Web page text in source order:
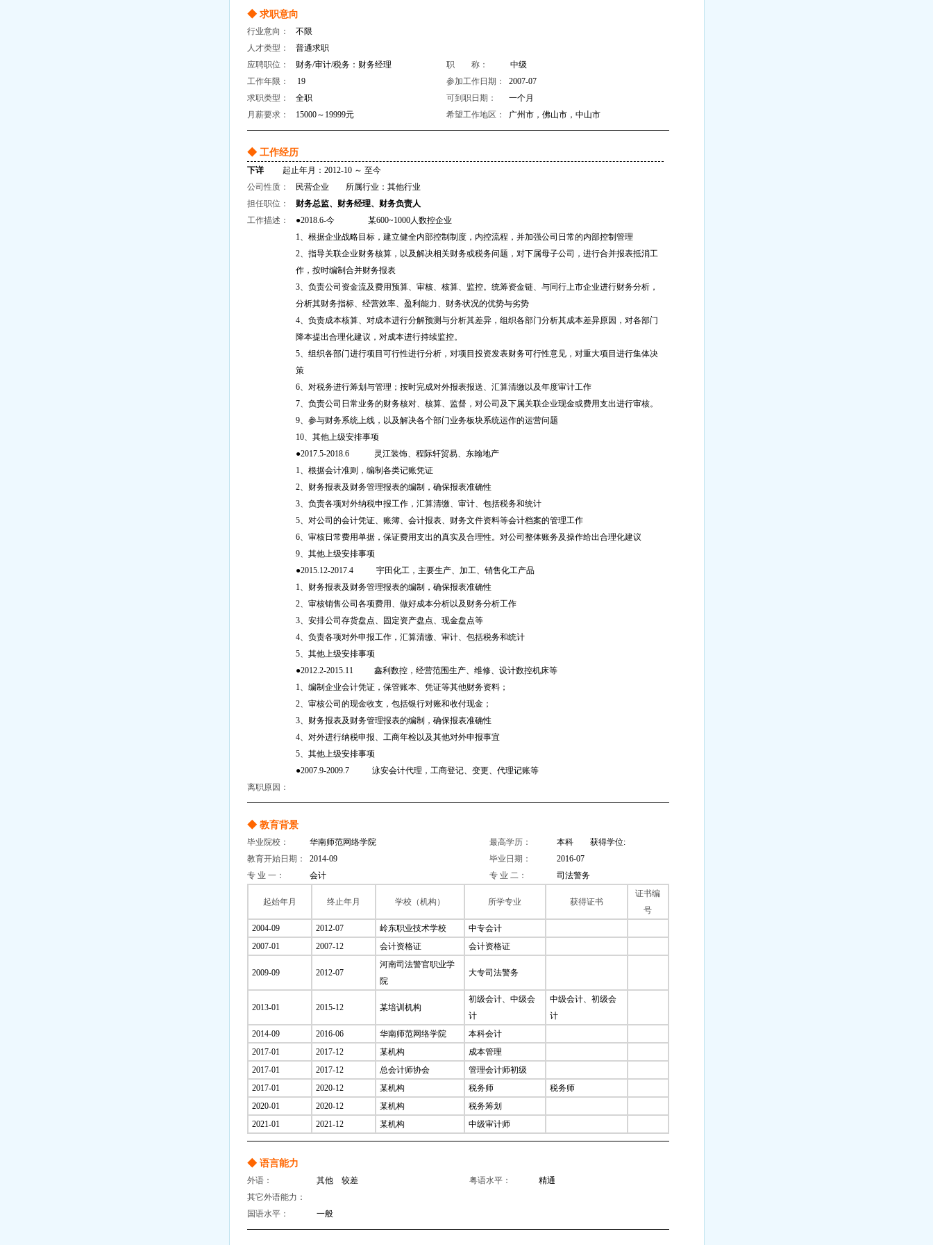
◆ 求职意向
行业意向：
不限
人才类型：
普通求职
应聘职位：
财务/审计/税务：财务经理 职 称：
中级
工作年限：
19 参加工作日期：
2007-07
求职类型：
全职 可到职日期：
一个月
月薪要求：
15000～19999元 希望工作地区： 广州市，佛山市，中山市
◆ 工作经历
下详起止年月：2012-10 ～ 至今
公司性质：
民营企业 所属行业：其他行业
担任职位：
财务总监、财务经理、财务负责人
工作描述：
●2018.6-今 某600~1000人数控企业
1、根据企业战略目标，建立健全内部控制制度，内控流程，并加强公司日常的内部控制管理
2、指导关联企业财务核算，以及解决相关财务或税务问题，对下属母子公司，进行合并报表抵消工
作，按时编制合并财务报表
3、负责公司资金流及费用预算、审核、核算、监控。统筹资金链、与同行上市企业进行财务分析，
分析其财务指标、经营效率、盈利能力、财务状况的优势与劣势
4、负责成本核算、对成本进行分解预测与分析其差异，组织各部门分析其成本差异原因，对各部门
降本提出合理化建议，对成本进行持续监控。
5、组织各部门进行项目可行性进行分析，对项目投资发表财务可行性意见，对重大项目进行集体决
策
6、对税务进行筹划与管理；按时完成对外报表报送、汇算清缴以及年度审计工作
7、负责公司日常业务的财务核对、核算、监督，对公司及下属关联企业现金或费用支出进行审核。
9、参与财务系统上线，以及解决各个部门业务板块系统运作的运营问题
10、其他上级安排事项
●2017.5-2018.6 灵江装饰、程际轩贸易、东翰地产
1、根据会计准则，编制各类记账凭证
2、财务报表及财务管理报表的编制，确保报表准确性
3、负责各项对外纳税申报工作，汇算清缴、审计、包括税务和统计
5、对公司的会计凭证、账簿、会计报表、财务文件资料等会计档案的管理工作
6、审核日常费用单据，保证费用支出的真实及合理性。对公司整体账务及操作给出合理化建议
9、其他上级安排事项
●2015.12-2017.4 宇田化工，主要生产、加工、销售化工产品
1、财务报表及财务管理报表的编制，确保报表准确性
2、审核销售公司各项费用、做好成本分析以及财务分析工作
3、安排公司存货盘点、固定资产盘点、现金盘点等
4、负责各项对外申报工作，汇算清缴、审计、包括税务和统计
5、其他上级安排事项
●2012.2-2015.11 鑫利数控，经营范围生产、维修、设计数控机床等
1、编制企业会计凭证，保管账本、凭证等其他财务资料；
2、审核公司的现金收支，包括银行对账和收付现金；
3、财务报表及财务管理报表的编制，确保报表准确性
4、对外进行纳税申报、工商年检以及其他对外申报事宜
5、其他上级安排事项
●2007.9-2009.7 泳安会计代理，工商登记、变更、代理记账等
离职原因：
◆ 教育背景
毕业院校： 华南师范网络学院 最高学历：
本科 获得学位:
教育开始日期：
2014-09 毕业日期：
2016-07
专 业 一：
会计 专 业 二： 司法警务
起始年月 终止年月 学校（机构） 所学专业 获得证书
证书编
号
2004-09
2012-07 岭东职业技术学校
中专会计
2007-01
2007-12 会计资格证 会计资格证
2009-09 2012-07
河南司法警官职业学
院
大专司法警务
2013-01 2015-12 某培训机构
初级会计、中级会
计
中级会计、初级会
计
2014-09
2016-06 华南师范网络学院
本科会计
2017-01
2017-12 某机构
成本管理
2017-01
2017-12 总会计师协会
管理会计师初级
2017-01
2020-12 某机构 税务师
税务师
2020-01
2020-12 某机构
税务筹划
2021-01
2021-12 某机构 中级审计师
◆ 语言能力
外语： 其他 较差 粤语水平：
精通
其它外语能力：
国语水平：
一般